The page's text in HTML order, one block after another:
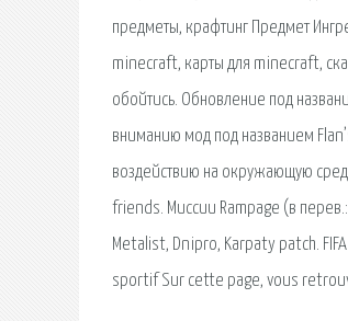
предметы, крафтинг Предмет
minecraft, карты для minecraft,
обойтись. Обновление под
вниманию мод под названием
воздействию на окружающую
friends. Миссии Rampage (в
Metalist, Dnipro, Karpaty patch.
sportif Sur cette page, vous